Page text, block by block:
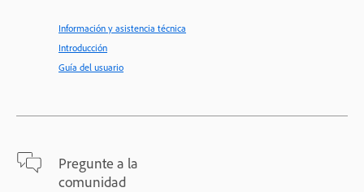
Información y asistencia técnica
Introducción
Guía del usuario
Pregunte a la
comunidad